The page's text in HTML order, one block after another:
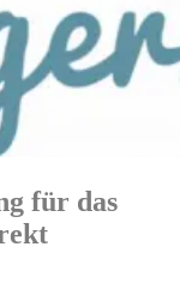
für das